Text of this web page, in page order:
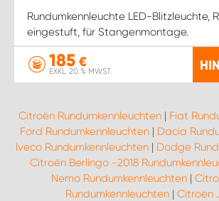
Rundumkennleuchte LED-Blitzleuchte,
eingestuft, für Stangenmontage.
185 €
EXKL. 20 % MWST.
Citroën Rundumkennleuchten | Fiat
Ford Rundumkennleuchten | Dacia
Iveco Rundumkennleuchten | Dodge
Citroën Berlingo -2018
Nemo Rundumkennleuchten |
Rundumkennleuchten| Citroën